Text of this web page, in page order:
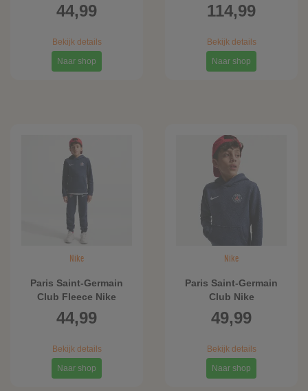
herenpolo - Blauw
44,99
Bekijk details
Naar shop
voetbalbroek voor
heren - Zwart
114,99
Bekijk details
Naar shop
Nike
Paris Saint-Germain
Club Fleece Nike
Football joggingbroek
voor jongens - Blauw
44,99
Bekijk details
Naar shop
Nike
Paris Saint-Germain
Club Nike
voetbalhoodie voor
jongens - Blauw
49,99
Bekijk details
Naar shop